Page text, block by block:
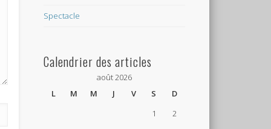
Spectacle
Calendrier des articles
août 2026
L
M M J V S
D
1
2